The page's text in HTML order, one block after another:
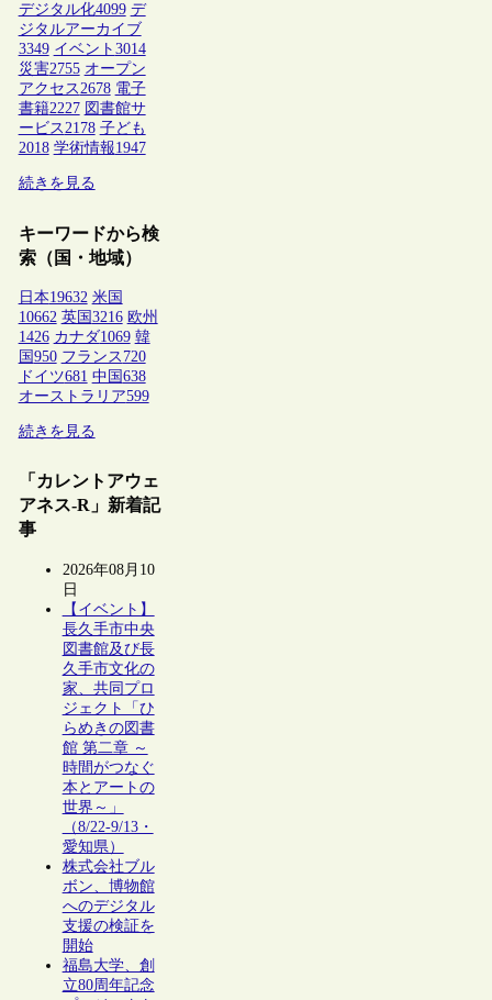
デジタル化4099 デ
ジタルアーカイブ
3349 イベント 3014
災害2755 オープン
アクセス2678 電子
書籍2227 図書館サ
ービス2178 子ども
2018 学術情報1947
続きを見る
キーワードから検
索（国・地域）
日本19632 米国
10662 英国 3216 欧州
1426 カナダ1069 韓
国 950 フランス 720
ドイツ681 中国 638
オーストラリア599
続きを見る
「カレントアウェ
アネス-R」新着記
事
2026年08月10
日
【イベント】
長久手市中央
図書館及び長
久手市文化の
家、共同プロ
ジェクト「ひ
らめきの図書
館 第二章 ～
時間がつなぐ
本とアートの
世界～」
（8/22-9/13・
愛知県）
株式会社ブル
ボン、博物館
へのデジタル
支援の検証を
開始
福島大学、創
立80周年記念